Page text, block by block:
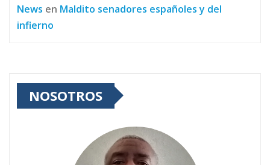
News en Maldito senadores españoles y del
infierno
NOSOTROS